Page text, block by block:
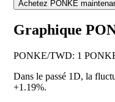
Achetez PONKE
Graphique
PONKE/TWD: 1
Dans le passé 1D, la
+1.19%.